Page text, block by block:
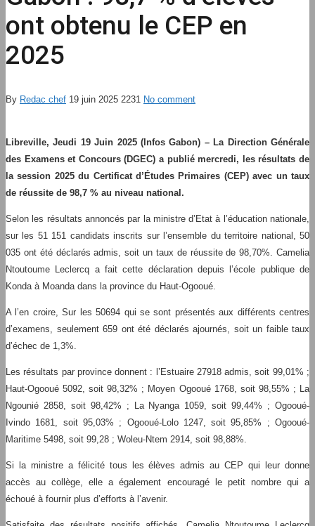
ont obtenu le CEP en
2025
By Redac chef 19 juin 2025 2231 No comment
Libreville, Jeudi 19 Juin 2025 (Infos Gabon) – La Direction Générale
des Examens et Concours (DGEC) a publié mercredi, les résultats de
la session 2025 du Certificat d’Études Primaires (CEP) avec un taux
de réussite de 98,7 % au niveau national.
Selon les résultats annoncés par la ministre d’Etat à l’éducation nationale,
sur les 51 151 candidats inscrits sur l’ensemble du territoire national, 50
035 ont été déclarés admis, soit un taux de réussite de 98,70%. Camelia
Ntoutoume Leclercq a fait cette déclaration depuis l’école publique de
Konda à Moanda dans la province du Haut-Ogooué.
A l’en croire, Sur les 50694 qui se sont présentés aux différents centres
d’examens, seulement 659 ont été déclarés ajournés, soit un faible taux
d’échec de 1,3%.
Les résultats par province donnent : l’Estuaire 27918 admis, soit 99,01% ;
Haut-Ogooué 5092, soit 98,32% ; Moyen Ogooué 1768, soit 98,55% ; La
Ngounié 2858, soit 98,42% ; La Nyanga 1059, soit 99,44% ; Ogooué-
Ivindo 1681, soit 95,03% ; Ogooué-Lolo 1247, soit 95,85% ; Ogooué-
Maritime 5498, soit 99,28 ; Woleu-Ntem 2914, soit 98,88%.
Si la ministre a félicité tous les élèves admis au CEP qui leur donne
accès au collège, elle a également encouragé le petit nombre qui a
échoué à fournir plus d’efforts à l’avenir.